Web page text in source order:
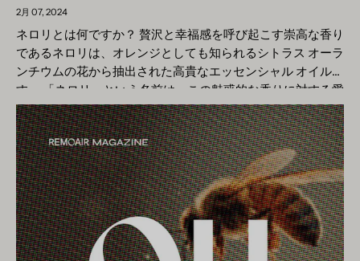
香り体験が生まれます。ユーカリがフレッシュでさわやかな
ノートをもたらし、ムスクが香りに暖かく官能的な側面を加
えます。これらのフレグランスが調和してバランスの取れた
組成を形成し、感覚を刺激し、穏やかで幸福感をもたらしま
り、フレグランスの世界でますます人気が高まっています。
その独特の香りのプロファイルと気分にプラスの影響を与え
るため、香り付きキャンドル、香り付きスティック、香り付
きスプレーとして人気があります。オゾンは、不要な臭いを
中和し、新鮮で清潔な雰囲気を作り出す能力があるため、家
をリフレッシュし、気分を高揚させるのに最適な多用途の香
りです。
は、香水、香りのキャンドル、その他の香りのする製品の人
気の成分です。 cistus の最も一般的な用途のいくつかを次に
示します。 1. 香水:シスタス オイルは、その深くて温かい香
りの特徴により、香水のベースノートとしてよく使用されま
す。ハーブや柑橘類のほのかな香りが香水に独特の次元を加
え、官能的で魅惑的なものにします。 2. 家庭用フレグランス
製品:シスタス オイルは、その持続性と強烈な香りのおかげ
で、香り付きキャンドル、香り付きスティック、香り付きス
プレーの人気の成分でもあります。シスタスの香りのキャン
ドルは、部屋に心地よくリラックスした雰囲気を広げ、リラ
クゼーションや瞑想の瞬間に落ち着く環境を作り出すのに最
適です。 3. アロマセラピー:アロマセラピーでは、シスタス
オイルが治療効果を得るために使用されます。心を落ち着か
せ、バランスを整える効果があり、リラックスと落ち着きを
2月 07, 2024
ネロリとは何ですか？ 贅沢と幸福感を呼び起こす崇高な香り
であるネロリは、オレンジとしても知られるシトラス オーラ
ンチウムの花から抽出された高貴なエッセンシャル オイルで
す。 「ネロリ」という名前は、この魅惑的な香りに対する愛
がその名前と名声を与えたイタリアのネロラ王女に由来して
います。私にとってネロリへの魅力は、香水製造のかなり早
い段階から始まりました。ネロリは、香りを精製し、香りに
特徴を与えるユニークな特性を正確に作り出すことができる
非常に贅沢なオイルです。 このエッセンシャルオイルは、オ
レンジの木の白い花から慎重な蒸留プロセスを経て抽出され
ます。結果として得られる香りは、フローラルノートと新鮮
な柑橘類のタッチが調和して融合したものです。最高で最も
純粋なオイルを得るために、花は一年で最も晴れた日に摘み